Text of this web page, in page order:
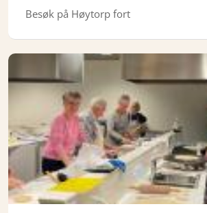
Besøk på Høytorp fort